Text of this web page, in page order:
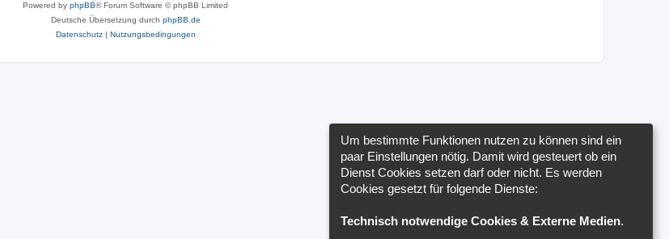
Powered by phpBB® Forum Software © phpBB Limited
Deutsche Übersetzung durch phpBB.de
Datenschutz| Nutzungsbedingungen
Um bestimmte Funktionen nutzen zu können sind ein
paar Einstellungen nötig. Damit wird gesteuert ob ein
Dienst Cookies setzen darf oder nicht. Es werden
Cookies gesetzt für folgende Dienste:
Technisch notwendige Cookies & Externe Medien.